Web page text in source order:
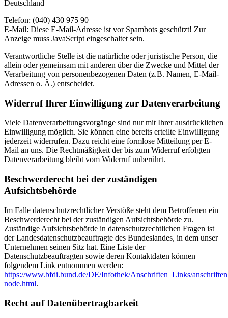
Deutschland
Telefon: (040) 430 975 90
E-Mail: Diese E-Mail-Adresse ist vor Spambots geschützt! Zur
Anzeige muss JavaScript eingeschaltet sein.
Verantwortliche Stelle ist die natürliche oder juristische Person, die
allein oder gemeinsam mit anderen über die Zwecke und Mittel der
Verarbeitung von personenbezogenen Daten (z.B. Namen, E-Mail-
Adressen o. Ä.) entscheidet.
Widerruf Ihrer Einwilligung zur Datenverarbeitung
Viele Datenverarbeitungsvorgänge sind nur mit Ihrer ausdrücklichen
Einwilligung möglich. Sie können eine bereits erteilte Einwilligung
jederzeit widerrufen. Dazu reicht eine formlose Mitteilung per E-
Mail an uns. Die Rechtmäßigkeit der bis zum Widerruf erfolgten
Datenverarbeitung bleibt vom Widerruf unberührt.
Beschwerderecht bei der zuständigen
Aufsichtsbehörde
Im Falle datenschutzrechtlicher Verstöße steht dem Betroffenen ein
Beschwerderecht bei der zuständigen Aufsichtsbehörde zu.
Zuständige Aufsichtsbehörde in datenschutzrechtlichen Fragen ist
der Landesdatenschutzbeauftragte des Bundeslandes, in dem unser
Unternehmen seinen Sitz hat. Eine Liste der
Datenschutzbeauftragten sowie deren Kontaktdaten können
folgendem Link entnommen werden:
https://www.bfdi.bund.de/DE/Infothek/Anschriften_Links/
node.html.
Recht auf Datenübertragbarkeit